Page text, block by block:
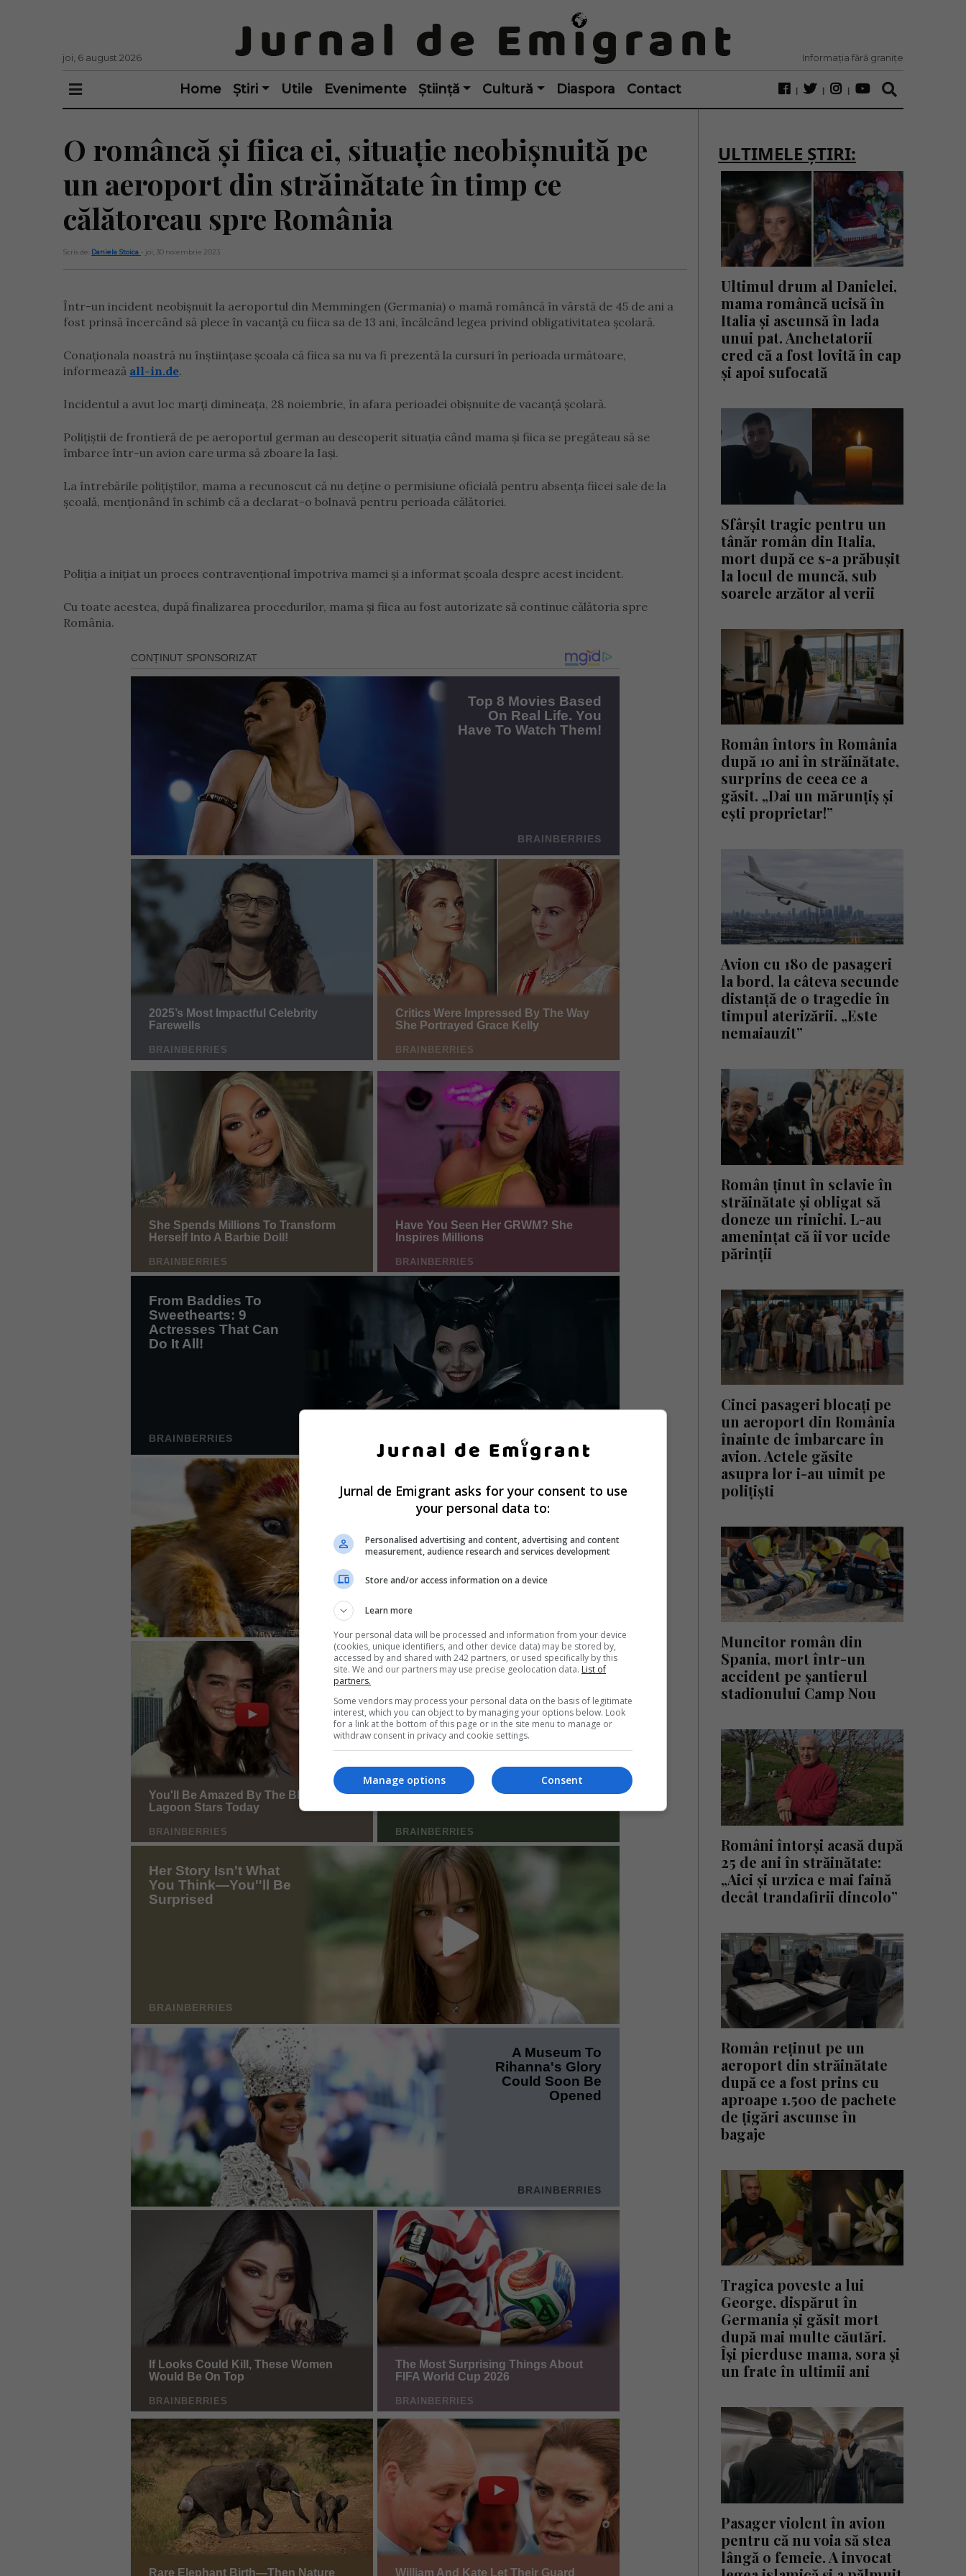
joi, 6 august 2026 Informația fără granițe
Home Știri Utile Evenimente Știință Cultură Diaspora Contact
O româncă și fiica ei, situație neobișnuită pe
un aeroport din străinătate în timp ce
călătoreau spre România
Scris de: Daniela Stoica - joi, 30 noiembrie 2023
Într-un incident neobișnuit la aeroportul din Memmingen (Germania) o mamă româncă în vârstă de 45 de ani a
fost prinsă încercând să plece în vacanță cu fiica sa de 13 ani, încălcând legea privind obligativitatea școlară.
Conaționala noastră nu înștiințase școala că fiica sa nu va fi prezentă la cursuri în perioada următoare,
informează all-in.de.
Incidentul a avut loc marți dimineața, 28 noiembrie, în afara perioadei obișnuite de vacanță școlară.
Polițiștii de frontieră de pe aeroportul german au descoperit situația când mama și fiica se pregăteau să se
îmbarce într-un avion care urma să zboare la Iași.
La întrebările polițiștilor, mama a recunoscut că nu deține o permisiune oficială pentru absența fiicei sale de la
școală, menționând în schimb că a declarat-o bolnavă pentru perioada călătoriei.
Poliția a inițiat un proces contravențional împotriva mamei și a informat școala despre acest incident.
Cu toate acestea, după finalizarea procedurilor, mama și fiica au fost autorizate să continue călătoria spre
România.
ULTIMELE ȘTIRI:
Ultimul drum al Danielei,
mama româncă ucisă în
Italia și ascunsă în lada
unui pat. Anchetatorii
cred că a fost lovită în cap
și apoi sufocată
Sfârșit tragic pentru un
tânăr român din Italia,
mort după ce s-a prăbușit
la locul de muncă, sub
soarele arzător al verii
Român întors în România
după 10 ani în străinătate,
surprins de ceea ce a
găsit. „Dai un mărunțiș și
ești proprietar!”
Avion cu 180 de pasageri
la bord, la câteva secunde
distanță de o tragedie în
timpul aterizării. „Este
nemaiauzit”
Român ținut în sclavie în
străinătate și obligat să
doneze un rinichi. L-au
amenințat că îi vor ucide
părinții
Cinci pasageri blocați pe
un aeroport din România
înainte de îmbarcare în
avion. Actele găsite
asupra lor i-au uimit pe
polițiști
Muncitor român din
Spania, mort într-un
accident pe șantierul
stadionului Camp Nou
Români întorși acasă după
25 de ani în străinătate:
„Aici și urzica e mai faină
decât trandafirii dincolo”
Român reținut pe un
aeroport din străinătate
după ce a fost prins cu
aproape 1.500 de pachete
de țigări ascunse în
bagaje
Tragica poveste a lui
George, dispărut în
Germania și găsit mort
după mai multe căutări.
Își pierduse mama, sora și
un frate în ultimii ani
Pasager violent în avion
pentru că nu voia să stea
lângă o femeie. A invocat
Jurnal de Emigrant asks for your consent to use
your personal data to:
Personalised advertising and content, advertising and content
measurement, audience research and services development
Store and/or access information on a device
Learn more
Your personal data will be processed and information from your device
(cookies, unique identifiers, and other device data) may be stored by,
accessed by and shared with 242 partners, or used specifically by this
site. We and our partners may use precise geolocation data. List of
partners.
Some vendors may process your personal data on the basis of legitimate
interest, which you can object to by managing your options below. Look
for a link at the bottom of this page or in the site menu to manage or
withdraw consent in privacy and cookie settings.
Consent
Manage options